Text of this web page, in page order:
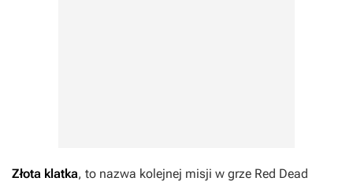
Złota klatka, to nazwa kolejnej misji w grze Red Dead